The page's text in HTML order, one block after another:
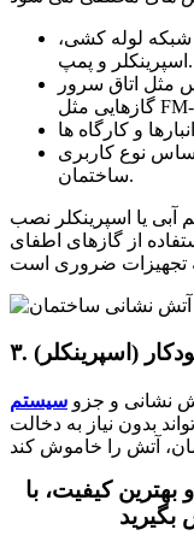
لوله کشی،
اسپرینکلر و پمپ.
اتاق سرور (با
نوع کاربری
ساختمان.
یا اسپرینکلر نصب
از گازهای اطفای
(اسپرینکلر)
نشانی و جزو سیستم
بدون نیاز به دخالت
بهترین کیفیت، با
بگیرید